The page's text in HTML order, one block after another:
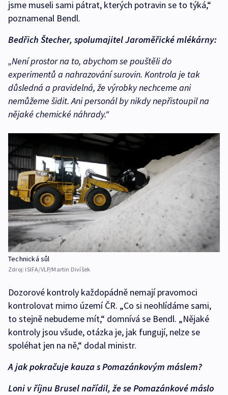
jsme museli sami pátrat, kterých potravin se to týká,“
poznamenal Bendl.
Bedřich Štecher, spolumajitel Jaroměřické mlékárny:
„Není prostor na to, abychom se pouštěli do
experimentů a nahrazování surovin. Kontrola je tak
důsledná a pravidelná, že výrobky nechceme ani
nemůžeme šidit. Ani personál by nikdy nepřistoupil na
nějaké chemické náhrady.“
Technická sůl
Zdroj: ISIFA/VLP/Martin Divíšek
Dozorové kontroly každopádně nemají pravomoci
kontrolovat mimo území ČR. „Co si neohlídáme sami,
to stejně nebudeme mít,“ domnívá se Bendl. „Nějaké
kontroly jsou všude, otázka je, jak fungují, nelze se
spoléhat jen na ně,“ dodal ministr.
A jak pokračuje kauza s Pomazánkovým máslem?
Loni v říjnu Brusel nařídil, že se Pomazánkové máslo